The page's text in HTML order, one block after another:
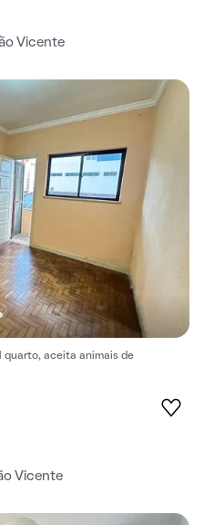
Vicente
quarto, aceita animais de
Vicente